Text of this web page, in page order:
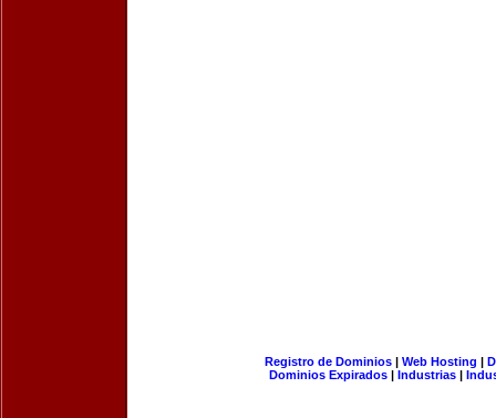
Registro de Dominios| Web Hosting |
Dominios Expirados | Industrias |